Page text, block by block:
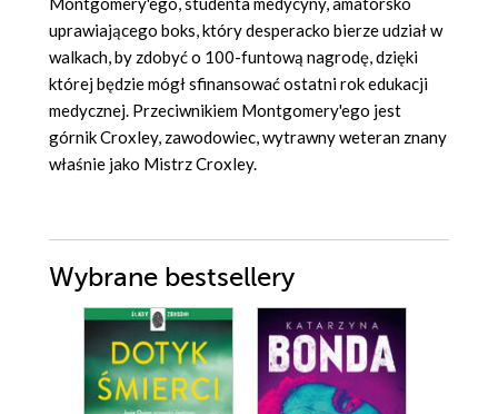
uprawiającego boks, który desperacko bierze udział w
walkach, by zdobyć o 100-funtową nagrodę, dzięki
której będzie mógł sfinansować ostatni rok edukacji
medycznej. Przeciwnikiem Montgomery'ego jest
górnik Croxley, zawodowiec, wytrawny weteran znany
właśnie jako Mistrz Croxley.
Wybrane bestsellery